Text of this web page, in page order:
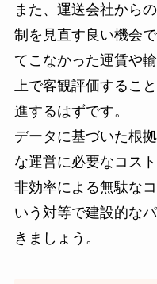
また、運送会社から
制を見直す良い機会
てこなかった運賃や
上で客観評価するこ
進するはずです。
データに基づいた根
な運営に必要なコス
非効率による無駄な
いう対等で建設的な
きましょう。